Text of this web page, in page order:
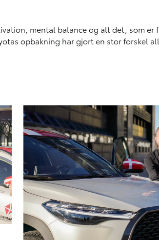
mental balance og alt det, som
opbakning har gjort en stor forskel